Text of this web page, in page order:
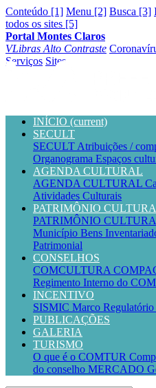
Conteúdo [1] Menu [2] Busca [3]
todos os sites [5]
Portal Montes Claros
VLibras Alto Contraste
Serviços Sites
INÍCIO (current)
SECULT
SECULT Atribuições /
Organograma Espaços
AGENDA CULTURAL
AGENDA CULTURAL
Atividades Culturais
PATRIMÔNIO
PATRIMÔNIO
Município Bens
Patrimonial
CONSELHOS
COMCULTURA
Regimento Interno do
INCENTIVO
SISMIC Marco Regulatório
PUBLICAÇÕES
GALERIA
TURISMO
O que é o COMTUR
do conselho MERCADO